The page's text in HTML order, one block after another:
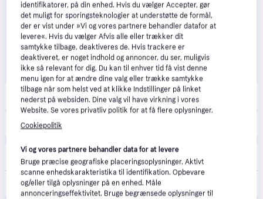
AV-Cables
39 kr. fragt ,1 dag
CS MEGASTORE 4.5 (1861)
39 kr. fragt,1-2 dage
(ComputerSalg) Elgato Stream Deck Mini
Eller 3 betalinger af 166 kr.
identifikatorer, på din enhed. Hvis du vælger Accepter, gør
det muligt for sporingsteknologier at understøtte de formål,
der er vist under »Vi og vores partnere behandler datafor at
levere«. Hvis du vælger Afvis alle eller trækker dit
samtykke tilbage, deaktiveres de. Hvis trackere er
deaktiveret, er noget indhold og annoncer, du ser, muligvis
ikke så relevant for dig. Du kan til enhver tid få vist denne
menu igen for at ændre dine valg eller trække samtykke
tilbage når som helst ved at klikke Indstillinger på linket
nederst på websiden. Dine valg vil have virkning i vores
Website. Se vores privatliv politik for at få flere oplysninger.
Cookiepolitik
Vi og vores partnere behandler data for at levere
Bruge præcise geografiske placeringsoplysninger. Aktivt
scanne enhedskarakteristika til identifikation. Opbevare
og/eller tilgå oplysninger på en enhed. Måle
annonceringseffektivitet. Bruge begrænsede oplysninger til